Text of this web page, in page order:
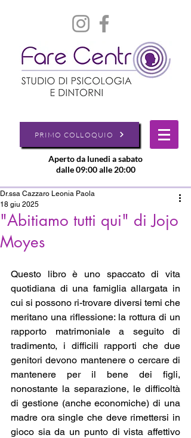
PRIMO COLLOQUIO
Aperto da lunedi a sabato
dalle 09:00 alle 20:00
"Abitiamo tutti qui" di Jojo
Moyes
Dr.ssa Cazzaro Leonia Paola
18 giu 2025
Questo libro è uno spaccato di vita
quotidiana di una famiglia allargata in
cui si possono ri-trovare diversi temi che
meritano una riflessione: la rottura di un
rapporto matrimoniale a seguito di
tradimento, i difficili rapporti che due
genitori devono mantenere o cercare di
mantenere per il bene dei figli,
nonostante la separazione, le difficoltà
di gestione (anche economiche) di una
madre ora single che deve rimettersi in
gioco sia da un punto di vista affettivo